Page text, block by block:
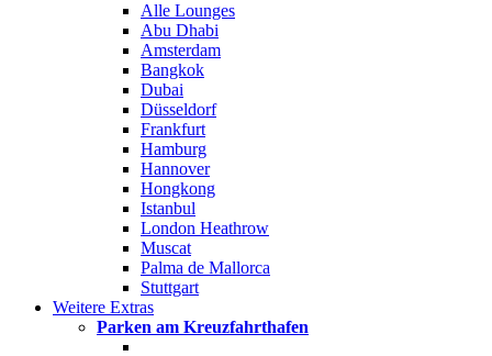
Alle Lounges
Abu Dhabi
Amsterdam
Bangkok
Dubai
Düsseldorf
Frankfurt
Hamburg
Hannover
Hongkong
Istanbul
London Heathrow
Muscat
Palma de Mallorca
Stuttgart
Weitere Extras
Parken am Kreuzfahrthafen